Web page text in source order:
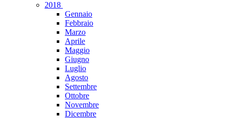
2018
Gennaio
Febbraio
Marzo
Aprile
Maggio
Giugno
Luglio
Agosto
Settembre
Ottobre
Novembre
Dicembre